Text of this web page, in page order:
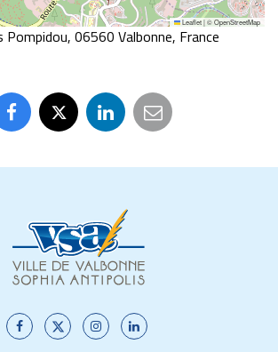
Leaflet|©OpenStreetMap
Pompidou, 06560 Valbonne, France
PartagerPartagerPartagerPartager
Lien
Lien
Lien
Lien